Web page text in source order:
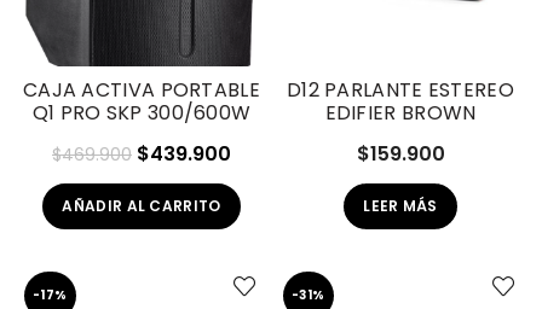
CAJA ACTIVA PORTABLE
Q1 PRO SKP 300/600W
$469.900 El
precio
original
$469.900.
$439.900
precio
actual
$439.900.
AÑADIR AL CARRITO
D12 PARLANTE ESTEREO
EDIFIER BROWN
$159.900
LEER MÁS
-17% -31%